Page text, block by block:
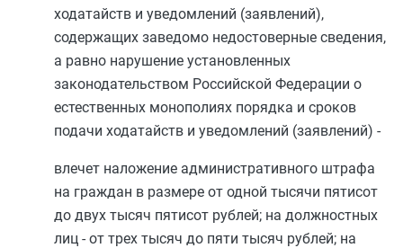
ходатайств и уведомлений (заявлений),
содержащих заведомо недостоверные сведения,
а равно нарушение установленных
законодательством Российской Федерации о
естественных монополиях порядка и сроков
подачи ходатайств и уведомлений (заявлений) -
влечет наложение административного штрафа
на граждан в размере от одной тысячи пятисот
до двух тысяч пятисот рублей; на должностных
лиц - от трех тысяч до пяти тысяч рублей; на